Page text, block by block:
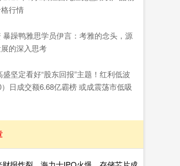
行情
暴躁鸭雅思学员伊言：考雅的念头，源
的深入思考
坚定看好“股东回报”主题！红利低波
日成交额6.68亿霸榜 或成震荡市低吸